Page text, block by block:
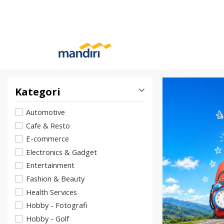
Kategori
Automotive
Cafe & Resto
E-commerce
Electronics & Gadget
Entertainment
Fashion & Beauty
Health Services
Hobby - Fotografi
Hobby - Golf